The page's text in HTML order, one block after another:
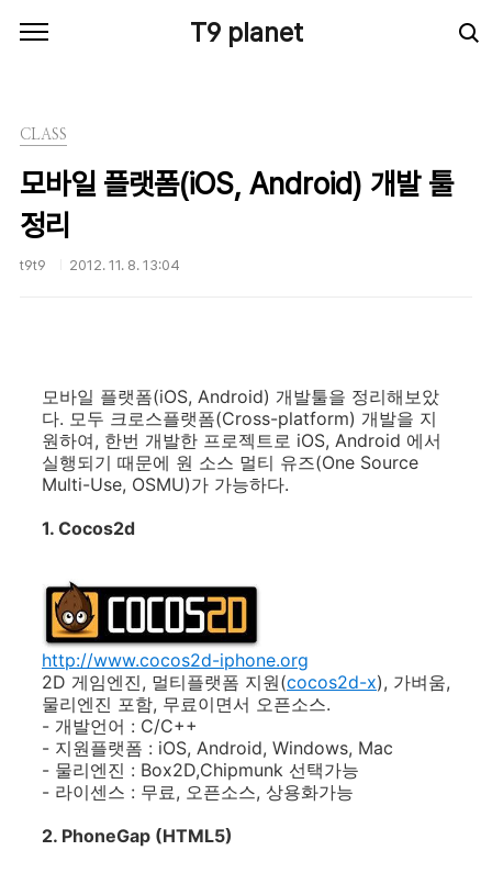
T9 planet
CLASS
모바일 플랫폼(iOS, Android) 개발 툴
정리
t9t9 2012. 11. 8. 13:04
모바일 플랫폼(iOS, Android) 개발툴을 정리해보았
다. 모두 크로스플랫폼(Cross-platform) 개발을 지
원하여, 한번 개발한 프로젝트로 iOS, Android 에서
실행되기 때문에 원 소스 멀티 유즈(One Source
Multi-Use, OSMU)가 가능하다.
1. Cocos2d
http://www.cocos2d-iphone.org
2D 게임엔진, 멀티플랫폼 지원(cocos2d-x), 가벼움,
물리엔진 포함, 무료이면서 오픈소스.
- 개발언어 : C/C++
- 지원플랫폼 : iOS, Android, Windows, Mac
- 물리엔진 : Box2D,Chipmunk 선택가능
- 라이센스 : 무료, 오픈소스, 상용화가능
2. PhoneGap (HTML5)